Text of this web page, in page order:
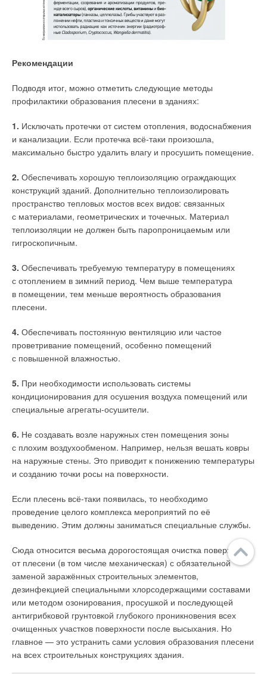
Рекомендации
Подводя итог, можно отметить следующие методы
профилактики образования плесени в зданиях:
1. Исключать протечки от систем отопления, водоснабжения
и канализации. Если протечка всё-таки произошла,
максимально быстро удалить влагу и просушить помещение.
2. Обеспечивать хорошую теплоизоляцию ограждающих
конструкций зданий. Дополнительно теплоизолировать
пространство тепловых мостов всех видов: связанных
с материалами, геометрических и точечных. Материал
теплоизоляции не должен быть паропроницаемым или
гигроскопичным.
3. Обеспечивать требуемую температуру в помещениях
с отоплением в зимний период. Чем выше температура
в помещении, тем меньше вероятность образования
плесени.
4. Обеспечивать постоянную вентиляцию или частое
проветривание помещений, особенно помещений
с повышенной влажностью.
5. При необходимости использовать системы
кондиционирования для осушения воздуха помещений или
специальные агрегаты-осушители.
6. Не создавать возле наружных стен помещения зоны
с плохим воздухообменом. Например, нельзя вешать ковры
на наружные стены. Это приводит к понижению температуры
и созданию точки росы на поверхности.
Если плесень всё-таки появилась, то необходимо
проведение целого комплекса мероприятий по её
выведению. Этим должны заниматься специальные службы.
Сюда относится весьма дорогостоящая очистка поверхности
от плесени (в том числе механическая) с обязательной
заменой заражённых строительных элементов,
дезинфекцией специальными хлорсодержащими составами
или методом озонирования, просушкой и последующей
антигрибковой грунтовкой глубокого проникновения всех
очищенных участков поверхности после высыхания. Но
главное — это устранить сами условия образования плесени
на всех строительных конструкциях здания.